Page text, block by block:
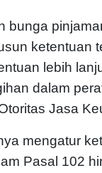
bunga
ketentuan
lebih
dalam
Jasa
mengatur
Pasal 102